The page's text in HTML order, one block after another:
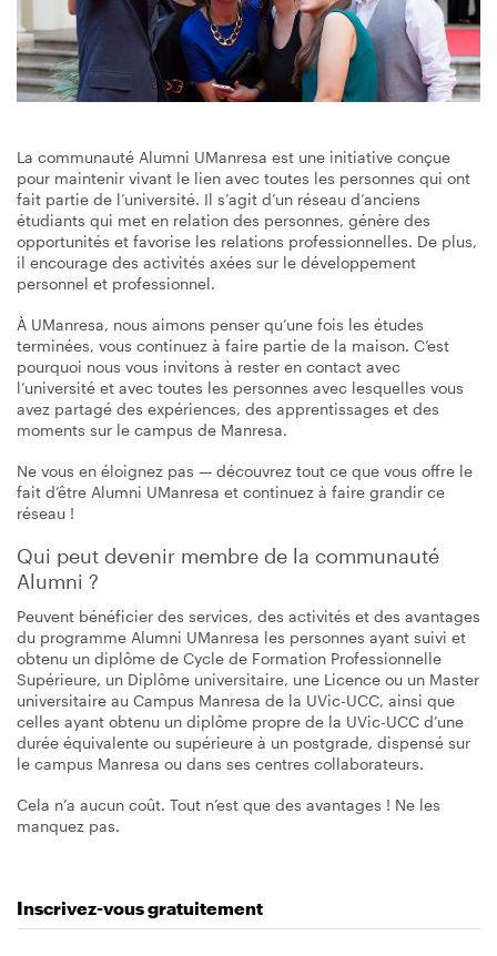
La communauté Alumni UManresa est une initiative conçue
pour maintenir vivant le lien avec toutes les personnes qui ont
fait partie de l’université. Il s’agit d’un réseau d’anciens
étudiants qui met en relation des personnes, génère des
opportunités et favorise les relations professionnelles. De plus,
il encourage des activités axées sur le développement
personnel et professionnel.
À UManresa, nous aimons penser qu’une fois les études
terminées, vous continuez à faire partie de la maison. C’est
pourquoi nous vous invitons à rester en contact avec
l’université et avec toutes les personnes avec lesquelles vous
avez partagé des expériences, des apprentissages et des
moments sur le campus de Manresa.
Ne vous en éloignez pas — découvrez tout ce que vous offre le
fait d’être Alumni UManresa et continuez à faire grandir ce
réseau !
Qui peut devenir membre de la communauté
Alumni ?
Peuvent bénéficier des services, des activités et des avantages
du programme Alumni UManresa les personnes ayant suivi et
obtenu un diplôme de Cycle de Formation Professionnelle
Supérieure, un Diplôme universitaire, une Licence ou un Master
universitaire au Campus Manresa de la UVic-UCC, ainsi que
celles ayant obtenu un diplôme propre de la UVic-UCC d’une
durée équivalente ou supérieure à un postgrade, dispensé sur
le campus Manresa ou dans ses centres collaborateurs.
Cela n’a aucun coût. Tout n’est que des avantages ! Ne les
manquez pas.
Inscrivez-vous gratuitement